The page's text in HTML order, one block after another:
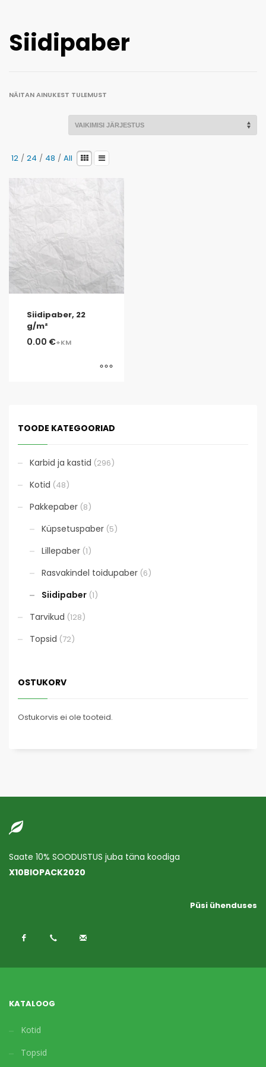
Siidipaber
NÄITAN AINUKEST TULEMUST
12 / 24 / 48 / All
Siidipaber, 22
g/m²
0.00 €
TOODE KATEGOORIAD
Karbid ja kastid (296)
Kotid (48)
Pakkepaber (8)
Küpsetuspaber (5)
Lillepaber (1)
Rasvakindel toidupaber (6)
Siidipaber (1)
Tarvikud (128)
Topsid (72)
OSTUKORV
Ostukorvis ei ole tooteid.
Saate 10% SOODUSTUS juba täna koodiga
X10BIOPACK2020
Püsi ühenduses
KATALOOG
Kotid
Topsid